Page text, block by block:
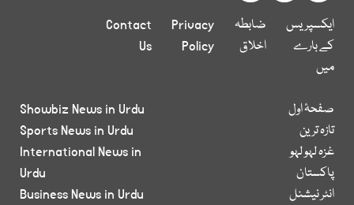
ایکسپریس
کے بارے
میں
ضابطہ
اخلاق
Privacy
Policy
Contact
Us
صفحۂ اول
تازہ ترین
غزہ لہو لہو
پاکستان
انٹر نیشنل
Showbiz News in Urdu
Sports News in Urdu
International News in
Urdu
Business News in Urdu